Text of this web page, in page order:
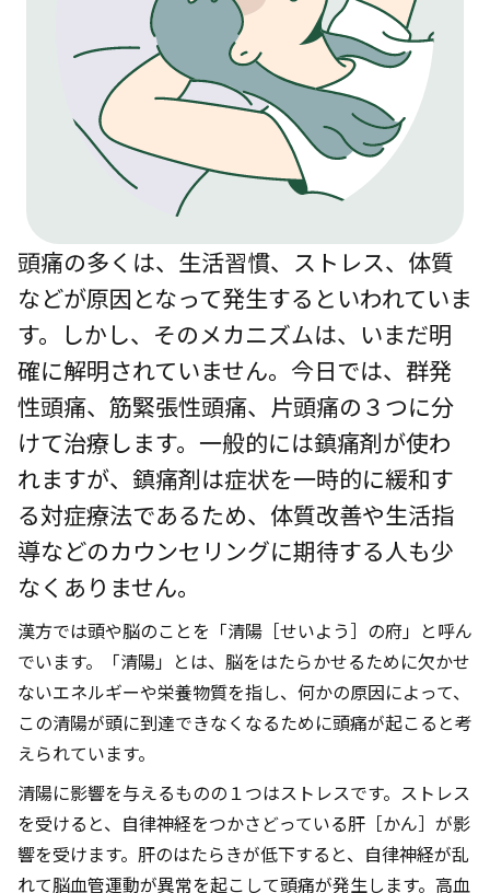
頭痛の多くは、生活習慣、ストレス、体質
などが原因となって発生するといわれていま
す。しかし、そのメカニズムは、いまだ明
確に解明されていません。今日では、群発
性頭痛、筋緊張性頭痛、片頭痛の３つに分
けて治療します。一般的には鎮痛剤が使わ
れますが、鎮痛剤は症状を一時的に緩和す
る対症療法であるため、体質改善や生活指
導などのカウンセリングに期待する人も少
なくありません。
漢方では頭や脳のことを「清陽［せいよう］の府」と呼ん
でいます。「清陽」とは、脳をはたらかせるために欠かせ
ないエネルギーや栄養物質を指し、何かの原因によって、
この清陽が頭に到達できなくなるために頭痛が起こると考
えられています。
清陽に影響を与えるものの１つはストレスです。ストレス
を受けると、自律神経をつかさどっている肝［かん］が影
響を受けます。肝のはたらきが低下すると、自律神経が乱
れて脳血管運動が異常を起こして頭痛が発生します。高血